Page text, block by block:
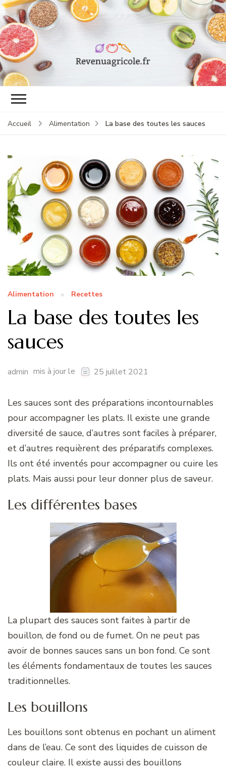
Blog agriculture et
Accueil Alimentation La base des toutes les sauces
Alimentation Recettes
La base des toutes les
sauces
admin mis à jour le 25 juillet 2021
Les sauces sont des préparations incontournables
pour accompagner les plats. Il existe une grande
diversité de sauce, d’autres sont faciles à préparer,
et d’autres requièrent des préparatifs complexes.
Ils ont été inventés pour accompagner ou cuire les
plats. Mais aussi pour leur donner plus de saveur.
Les différentes bases
La plupart des sauces sont faites à partir de
bouillon, de fond ou de fumet. On ne peut pas
avoir de bonnes sauces sans un bon fond. Ce sont
les éléments fondamentaux de toutes les sauces
traditionnelles.
Les bouillons
Les bouillons sont obtenus en pochant un aliment
dans de l’eau. Ce sont des liquides de cuisson de
couleur claire. Il existe aussi des bouillons